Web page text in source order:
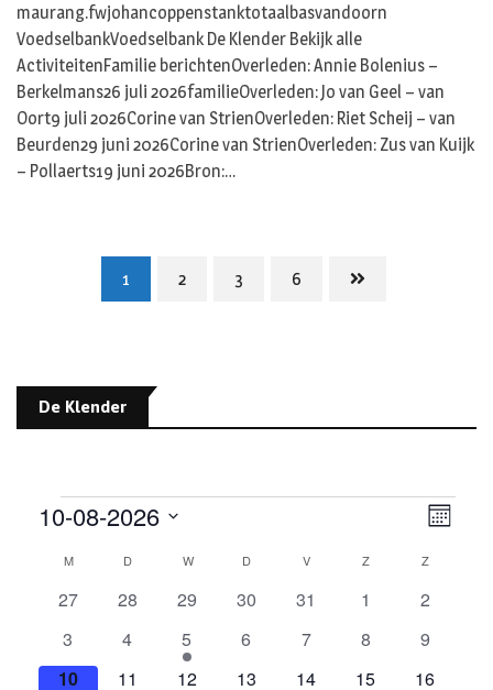
maurang.fwjohancoppenstanktotaalbasvandoorn
VoedselbankVoedselbank De Klender Bekijk alle
ActiviteitenFamilie berichtenOverleden: Annie Bolenius –
Berkelmans26 juli 2026familieOverleden: Jo van Geel – van
Oort9 juli 2026Corine van StrienOverleden: Riet Scheij – van
Beurden29 juni 2026Corine van StrienOverleden: Zus van Kuijk
– Pollaerts19 juni 2026Bron:…
1 2 3 6
De Klender